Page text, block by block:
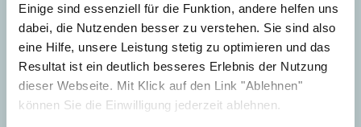
Einige sind essenziell für die Funktion, andere helfen uns
dabei, die Nutzenden besser zu verstehen. Sie sind also
eine Hilfe, unsere Leistung stetig zu optimieren und das
Resultat ist ein deutlich besseres Erlebnis der Nutzung
dieser Webseite. Mit Klick auf den Link "Ablehnen"
können Sie die Einwilligung jederzeit ablehnen.
Jens Secker
Pressekontakt
+49-351-4676-1321